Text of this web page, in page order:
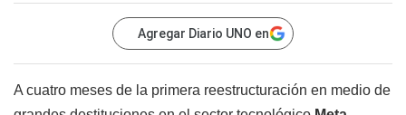
Agregar Diario UNO en
A cuatro meses de la primera reestructuración en medio de